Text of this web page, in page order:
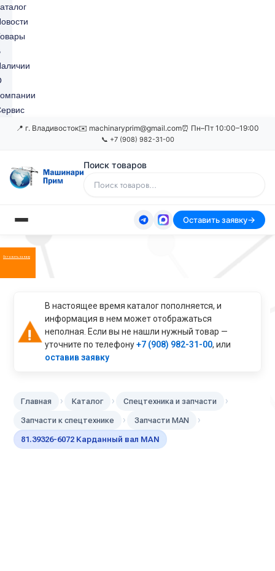
📍 г. Владивосток✉️ machinaryprim@gmail.com⏰ Пн–Пт 10:00–19:00
📞 +7 (908) 982-31-00
Поиск товаров
Оставить заявку
Оставить заявку
В настоящее время каталог пополняется, и
информация в нем может отображаться
неполная. Если вы не нашли нужный товар —
уточните по телефону+7 (908) 982-31-00, или
оставив заявку
Главная › Каталог › Спецтехника и запчасти ›
Запчасти к спецтехнике › Запчасти MAN ›
81.39326-6072 Карданный вал MAN